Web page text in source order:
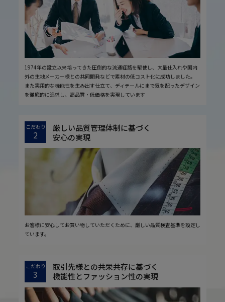
1974年の設立以来培ってきた圧倒的な流通経路を駆使し、大量仕入れや国内
外の生地メーカー様との共同開発などで素材の低コスト化に成功しました。
また実用的な機能性を生み出す仕立て、ディテールにまで気を配ったデザイン
を徹底的に追求し、高品質・低価格を実現しています
こだわり
2
厳しい品質管理体制に基づく
安心の実現
お客様に安心してお買い物していただくために、厳しい品質検査基準を設定し
ています。
こだわり
3
取引先様との共栄共存に基づく
機能性とファッション性の実現